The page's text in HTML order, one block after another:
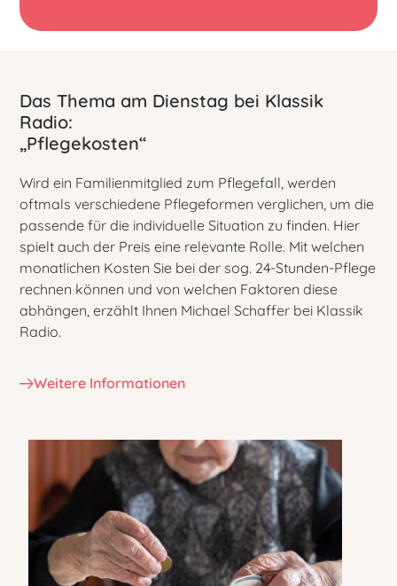
Das Thema am Dienstag bei Klassik
Radio:
„Pflegekosten“
Wird ein Familienmitglied zum Pflegefall, werden
oftmals verschiedene Pflegeformen verglichen, um die
passende für die individuelle Situation zu finden. Hier
spielt auch der Preis eine relevante Rolle. Mit welchen
monatlichen Kosten Sie bei der sog. 24-Stunden-Pflege
rechnen können und von welchen Faktoren diese
abhängen, erzählt Ihnen Michael Schaffer bei Klassik
Radio.
Weitere Informationen